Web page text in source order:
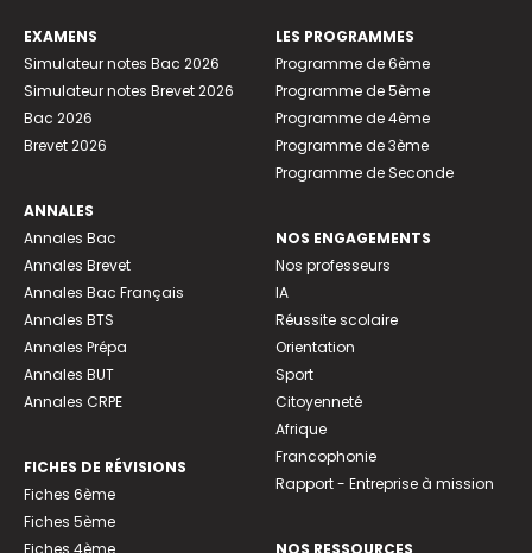
EXAMENS
Simulateur notes Bac 2026
Simulateur notes Brevet 2026
Bac 2026
Brevet 2026
ANNALES
Annales Bac
Annales Brevet
Annales Bac Français
Annales BTS
Annales Prépa
Annales BUT
Annales CRPE
FICHES DE RÉVISIONS
Fiches 6ème
Fiches 5ème
Fiches 4ème
LES PROGRAMMES
Programme de 6ème
Programme de 5ème
Programme de 4ème
Programme de 3ème
Programme de Seconde
NOS ENGAGEMENTS
Nos professeurs
IA
Réussite scolaire
Orientation
Sport
Citoyenneté
Afrique
Francophonie
Rapport - Entreprise à mission
NOS RESSOURCES